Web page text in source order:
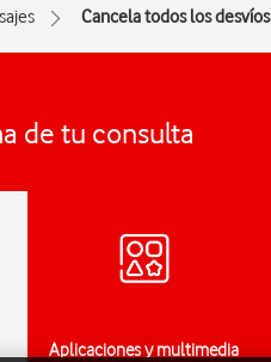
Cancela todos los desvíos
de tu consulta
Aplicaciones y multimedia